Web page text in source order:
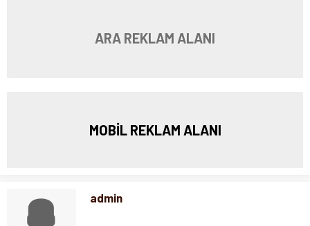
ARA REKLAM ALANI
MOBİL REKLAM ALANI
admin